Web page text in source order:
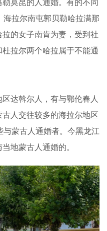
莫昆的人通婚。有的不同
拉尔南屯郭贝勒哈拉满那
的女子南肯为妻，受到社
拉尔两个哈拉属于不能通
达斡尔人，有与鄂伦春人
人交往较多的海拉尔地区
蒙古人通婚者。今黑龙江
地蒙古人通婚的。